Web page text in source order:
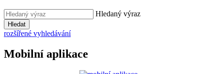
Hledaný výraz
Hledat
rozšířené vyhledávání
Mobilní aplikace